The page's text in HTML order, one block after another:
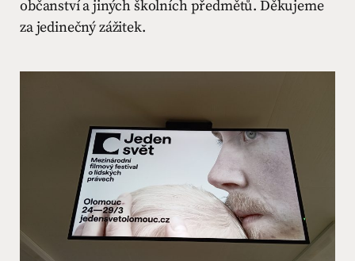
občanství a jiných školních předmětů. Děkujeme
za jedinečný zážitek.